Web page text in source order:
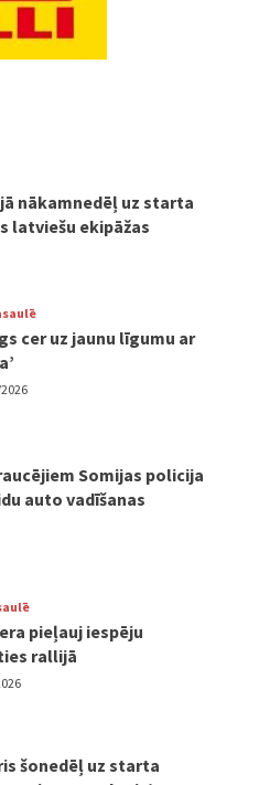
nākamnedēļ uz starta
latviešu ekipāžas
cer uz jaunu līgumu ar
Somijas policija
auto vadīšanas
pieļauj iespēju
rallijā
šonedēļ uz starta